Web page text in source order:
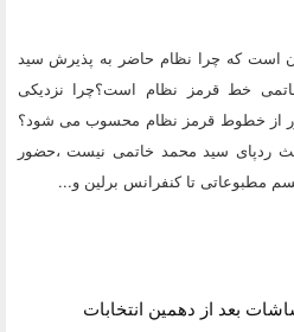
است که چرا نظام حاضر به پذیرش سید
خط قرمز نظام است؟چرا نزدیکی
از خطوط قرمز نظام محسوب می شود؟
ردپای سید محمد خاتمی نیست ،حضور
مطبوعاتی تا کنفرانس برلین و...
بعد از دهمین انتخابات